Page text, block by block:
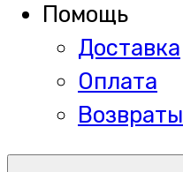
Помощь
Доставка
Оплата
Возвраты